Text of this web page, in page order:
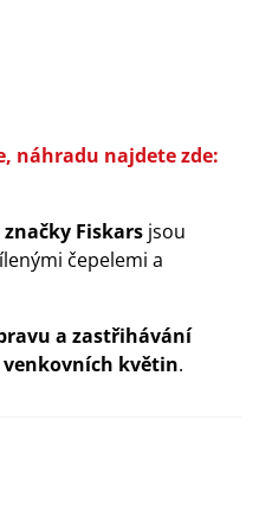
náhradu najdete zde:
Fiskars jsou
čepelemi a
a zastřihávání
květin.